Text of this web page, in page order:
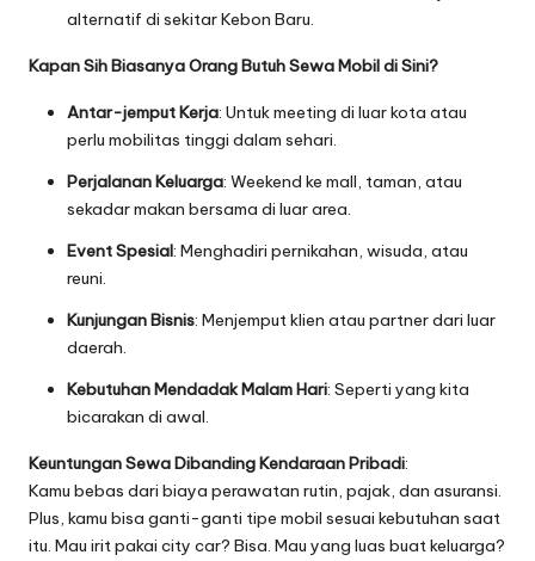
alternatif di sekitar Kebon Baru.
Kapan Sih Biasanya Orang Butuh Sewa Mobil di Sini?
Antar-jemput Kerja: Untuk meeting di luar kota atau
perlu mobilitas tinggi dalam sehari.
Perjalanan Keluarga: Weekend ke mall, taman, atau
sekadar makan bersama di luar area.
Event Spesial: Menghadiri pernikahan, wisuda, atau
reuni.
Kunjungan Bisnis: Menjemput klien atau partner dari luar
daerah.
Kebutuhan Mendadak Malam Hari: Seperti yang kita
bicarakan di awal.
Keuntungan Sewa Dibanding Kendaraan Pribadi:
Kamu bebas dari biaya perawatan rutin, pajak, dan asuransi.
Plus, kamu bisa ganti-ganti tipe mobil sesuai kebutuhan saat
itu. Mau irit pakai city car? Bisa. Mau yang luas buat keluarga?